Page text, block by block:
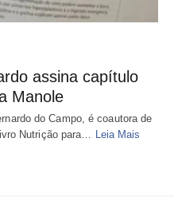
assina capítulo
Manole
do Campo, é coautora de
Nutrição para…
Leia Mais